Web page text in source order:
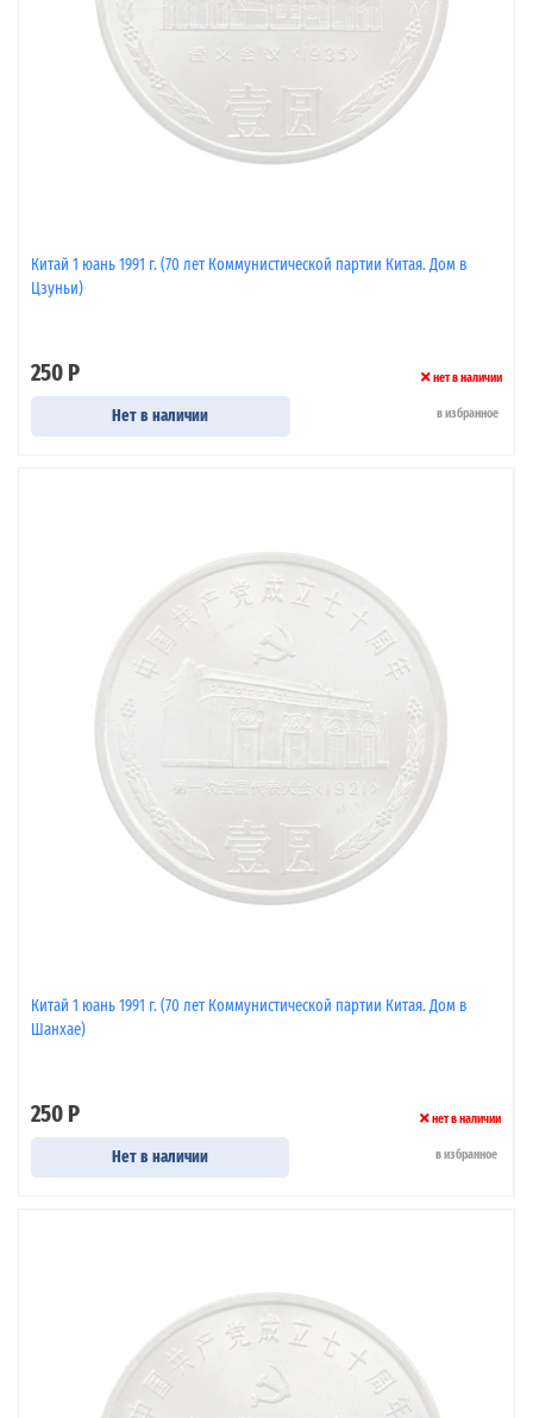
Китай 1 юань 1991 г. (70 лет Коммунистической партии Китая. Дом в
Цзуньи)
250 Р нет в наличии
Нет в наличии в избранное
Китай 1 юань 1991 г. (70 лет Коммунистической партии Китая. Дом в
Шанхае)
250 Р нет в наличии
Нет в наличии в избранное